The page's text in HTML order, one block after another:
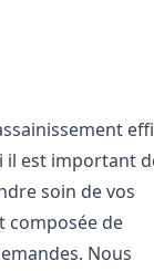
il est important
soin de vos
composée de
Nous